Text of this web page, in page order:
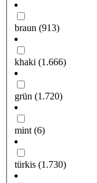
braun (913)
khaki (1.666)
grün (1.720)
mint (6)
türkis (1.730)